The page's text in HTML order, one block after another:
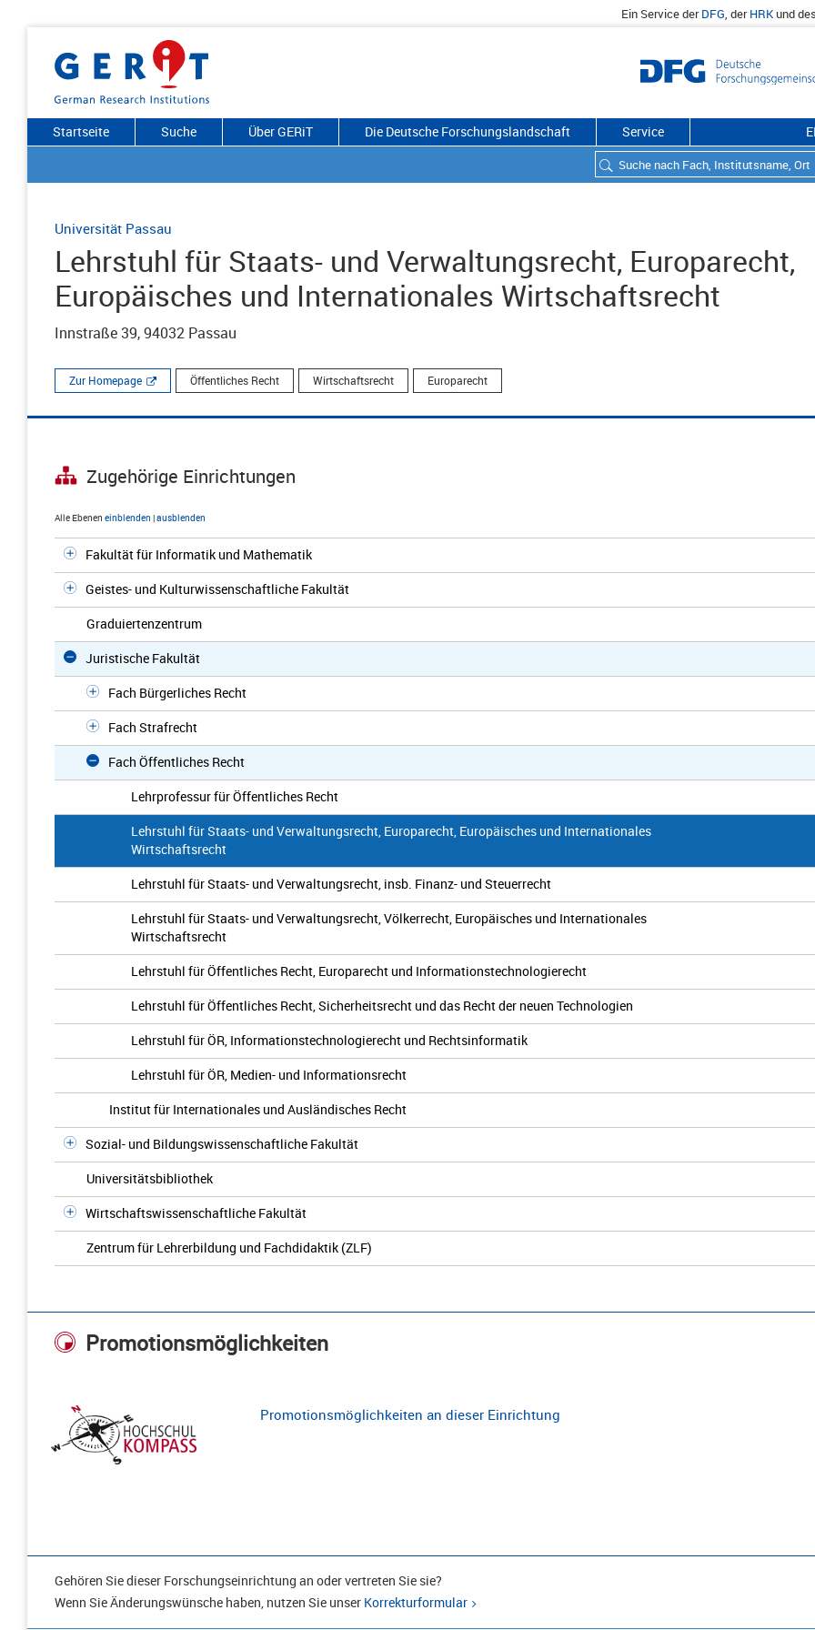
Ein Service derDFG, derHRKund
Startseite Suche Über GERiT Die Deutsche Forschungslandschaft Service
Universität Passau
Lehrstuhl für Staats- und Verwaltungsrecht, Europarecht,
Europäisches und Internationales Wirtschaftsrecht
Innstraße 39, 94032 Passau
Zur Homepage Öffentliches Recht Wirtschaftsrecht Europarecht
Zugehörige Einrichtungen
Alle Ebenen einblenden |ausblenden
Fakultät für Informatik und Mathematik
Geistes- und Kulturwissenschaftliche Fakultät
Graduiertenzentrum
Juristische Fakultät
Fach Bürgerliches Recht
Fach Strafrecht
Fach Öffentliches Recht
Lehrprofessur für Öffentliches Recht
Lehrstuhl für Staats- und Verwaltungsrecht, Europarecht, Europäisches und Internationales
Wirtschaftsrecht
Lehrstuhl für Staats- und Verwaltungsrecht, insb. Finanz- und Steuerrecht
Lehrstuhl für Staats- und Verwaltungsrecht, Völkerrecht, Europäisches und Internationales
Wirtschaftsrecht
Lehrstuhl für Öffentliches Recht, Europarecht und Informationstechnologierecht
Lehrstuhl für Öffentliches Recht, Sicherheitsrecht und das Recht der neuen Technologien
Lehrstuhl für ÖR, Informationstechnologierecht und Rechtsinformatik
Lehrstuhl für ÖR, Medien- und Informationsrecht
Institut für Internationales und Ausländisches Recht
Sozial- und Bildungswissenschaftliche Fakultät
Universitätsbibliothek
Wirtschaftswissenschaftliche Fakultät
Zentrum für Lehrerbildung und Fachdidaktik (ZLF)
Promotionsmöglichkeiten
Promotionsmöglichkeiten an dieser Einrichtung
Gehören Sie dieser Forschungseinrichtung an oder vertreten Sie sie?
Wenn Sie Änderungswünsche haben, nutzen Sie unser Korrekturformular